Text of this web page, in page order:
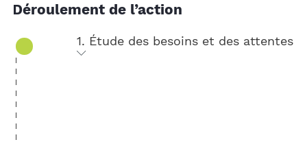
Déroulement de l’action
1. Étude des besoins et des attentes